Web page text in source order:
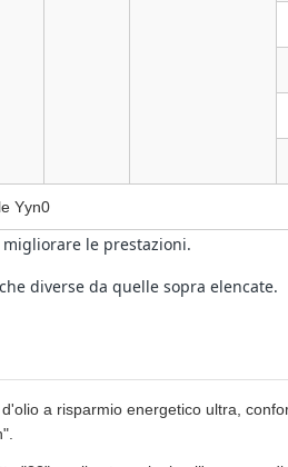
Yyn0
le prestazioni.
diverse da quelle sopra elencate.
a risparmio energetico ultra,